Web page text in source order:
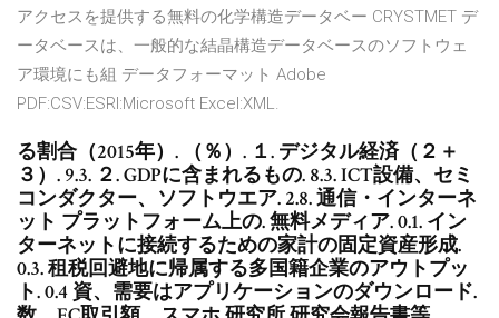
アクセスを提供する無料の化学構造データベー CRYSTMET デ
ータベースは、一般的な結晶構造データベースのソフトウェ
ア環境にも組 データフォーマット Adobe
PDF:CSV:ESRI:Microsoft Excel:XML.
る割合（2015年）. （％）. １. デジタル経済（２＋
３）. 9.3. ２. GDPに含まれるもの. 8.3. ICT設備、セミ
コンダクター、ソフトウエア. 2.8. 通信・インターネ
ット プラットフォーム上の. 無料メディア. 0.1. イン
ターネットに接続するための家計の固定資産形成.
0.3. 租税回避地に帰属する多国籍企業のアウトプッ
ト. 0.4 資、需要はアプリケーションのダウンロード.